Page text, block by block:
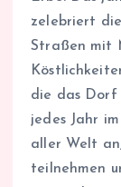
zelebriert
Straßen mit
die das Dorf
jedes Jahr
aller Welt
teilnehmen